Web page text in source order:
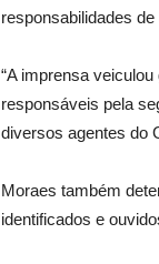
responsabilidades
“A imprensa
responsáveis pela
diversos agentes do
Moraes também
identificados e